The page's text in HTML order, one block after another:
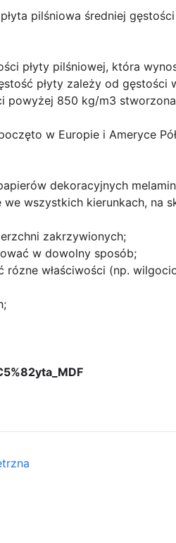
pilśniowa średniej
płyty pilśniowej, która
płyty zależy od gęstości
powyżej 850 kg/m3
w Europie i Ameryce
dekoracyjnych
wszystkich kierunkach, na
zakrzywionych;
w dowolny sposób;
właściwości (np.